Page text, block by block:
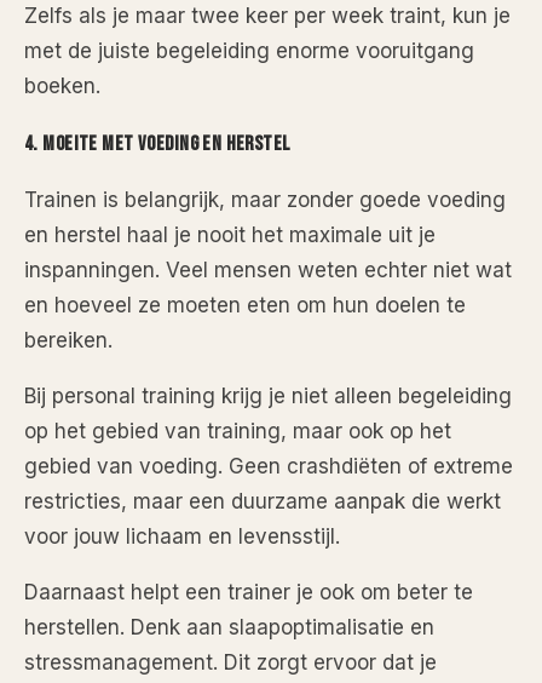
Zelfs als je maar twee keer per week traint, kun je
met de juiste begeleiding enorme vooruitgang
boeken.
4. Moeite met Voeding en Herstel
Trainen is belangrijk, maar zonder goede voeding
en herstel haal je nooit het maximale uit je
inspanningen. Veel mensen weten echter niet wat
en hoeveel ze moeten eten om hun doelen te
bereiken.
Bij personal training krijg je niet alleen begeleiding
op het gebied van training, maar ook op het
gebied van voeding. Geen crashdiëten of extreme
restricties, maar een duurzame aanpak die werkt
voor jouw lichaam en levensstijl.
Daarnaast helpt een trainer je ook om beter te
herstellen. Denk aan slaapoptimalisatie en
stressmanagement. Dit zorgt ervoor dat je